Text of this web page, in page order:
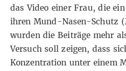
dasVideo einer Frau, die
ihren Mund-Nasen-Schutz
wurden die Beiträge mehr
Versuch soll zeigen, dass
Konzentration unter einem